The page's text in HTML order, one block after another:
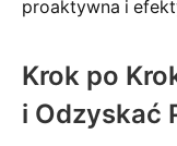
proaktywna i
Krok po
i Odzyskać